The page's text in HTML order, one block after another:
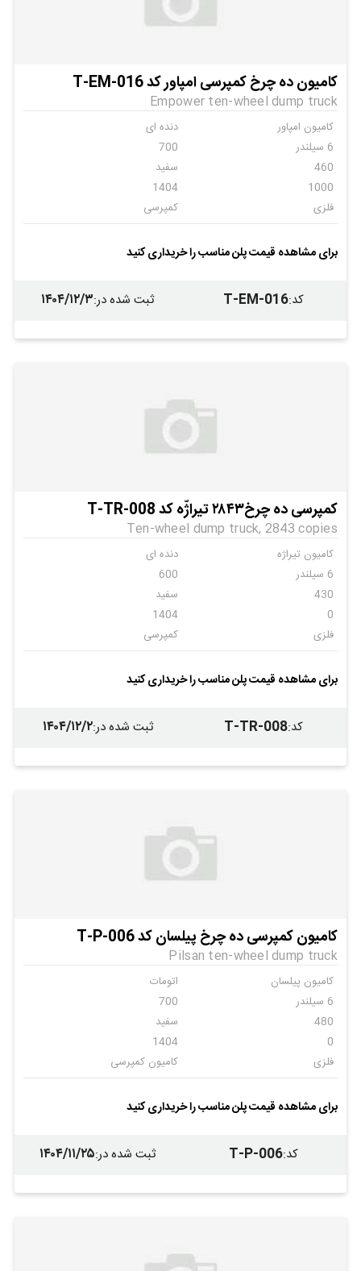
کامیون ده چرخ کمپرسی امپاور کد T-EM-016
Empower ten-wheel dump truck
کامیون امپاور
دنده ای
6 سیلندر
700
460
سفید
1000
1404
فلزی
کمپرسی
کمپرسی
اتاق سازان
برای مشاهده قیمت پلن مناسب را خریداری کنید
کد:
T-EM-016 ثبت شده در:۱۴۰۴/۱۲/۳
کمپرسی ده چرخ۲۸۴۳ تیراژّه کد T-TR-008
Ten-wheel dump truck, 2843 copies
کامیون تیراژه
دنده ای
6 سیلندر
600
430
سفید
0
1404
فلزی
کمپرسی
ندارد
ندارد
برای مشاهده قیمت پلن مناسب را خریداری کنید
کد:
T-TR-008 ثبت شده در:۱۴۰۴/۱۲/۲
کامیون کمپرسی ده چرخ پیلسان کد T-P-006
Pilsan ten-wheel dump truck
کامیون پیلسان
اتومات
6 سیلندر
700
480
سفید
0
1404
فلزی
کامیون کمپرسی
کمپرسی
کمپرسی
برای مشاهده قیمت پلن مناسب را خریداری کنید
کد:
T-P-006 ثبت شده در:۱۴۰۴/۱۱/۲۵